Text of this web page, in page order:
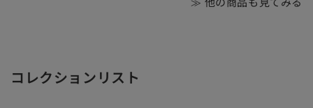
コレクションリスト